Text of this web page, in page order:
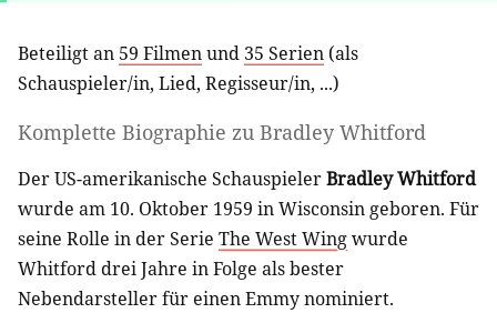
Beteiligt an 59 Filmenund 35 Serien (als
Schauspieler/in, Lied, Regisseur/in, ...)
Komplette Biographie zu Bradley Whitford
Der US-amerikanische SchauspielerBradley Whitford
wurde am 10. Oktober 1959 in Wisconsin geboren. Für
seine Rolle in der Serie The West Wingwurde
Whitford drei Jahre in Folge als bester
Nebendarsteller für einen Emmy nominiert.